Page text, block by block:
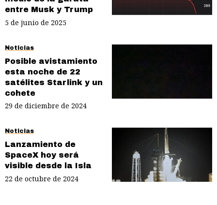
entre Musk y Trump
5 de junio de 2025
Noticias
Posible avistamiento
esta noche de 22
satélites Starlink y un
cohete
29 de diciembre de 2024
Noticias
Lanzamiento de
SpaceX hoy será
visible desde la Isla
22 de octubre de 2024